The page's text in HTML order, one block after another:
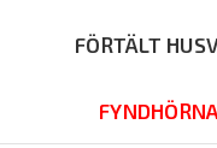
FÖRTÄLT
FYNDHÖRNA